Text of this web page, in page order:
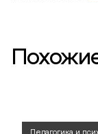
Педагогика и